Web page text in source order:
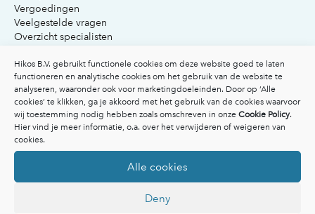
Hikos B.V. gebruikt functionele cookies om deze website goed te laten
functioneren en analytische cookies om het gebruik van de website te
analyseren, waaronder ook voor marketingdoeleinden. Door op ‘Alle
cookies’ te klikken, ga je akkoord met het gebruik van de cookies waarvoor
wij toestemming nodig hebben zoals omschreven in onze Cookie Policy.
Hier vind je meer informatie, o.a. over het verwijderen of weigeren van
cookies.
Alle cookies
Deny
Vergoedingen
Veelgestelde vragen
Overzicht specialisten
Inspiratie
Ik heb een klacht
Voor artsen & organisaties
Medisch specialisten
Huisartsen
Voor patientenverenigingen
Op de hoogte blijven?